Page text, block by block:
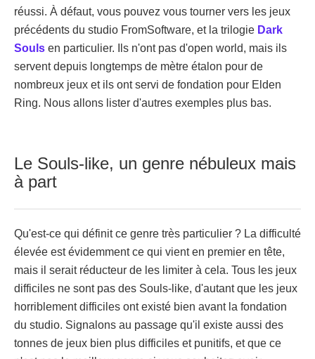
réussi. À défaut, vous pouvez vous tourner vers les jeux
précédents du studio FromSoftware, et la trilogie Dark
Souls en particulier. Ils n'ont pas d'open world, mais ils
servent depuis longtemps de mètre étalon pour de
nombreux jeux et ils ont servi de fondation pour Elden
Ring. Nous allons lister d'autres exemples plus bas.
Le Souls-like, un genre nébuleux mais
à part
Qu'est-ce qui définit ce genre très particulier ? La difficulté
élevée est évidemment ce qui vient en premier en tête,
mais il serait réducteur de les limiter à cela. Tous les jeux
difficiles ne sont pas des Souls-like, d'autant que les jeux
horriblement difficiles ont existé bien avant la fondation
du studio. Signalons au passage qu'il existe aussi des
tonnes de jeux bien plus difficiles et punitifs, et que ce